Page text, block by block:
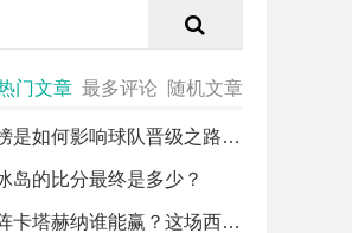
门文章 最多评论 随机文章
世预赛排行榜是如何影响球队晋级之路的？
岛的比分最终是多少？
科尔多瓦对阵卡塔赫纳谁能赢？这场西乙对决有哪些关键看点？